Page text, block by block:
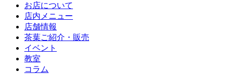
お店について
店内メニュー
店舗情報
茶葉ご紹介・販売
イベント
教室
コラム